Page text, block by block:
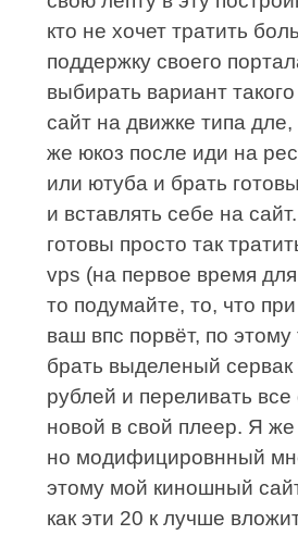
кто не хочет тратить
поддержку своего
выбирать вариант
сайт на движке типа
же юкоз после иди на
или ютуба и брать
и вставлять себе на
готовы просто так
vps (на первое время
то подумайте, то, что
ваш впс порвёт, по
брать выделеный сервак
рублей и переливать
новой в свой плеер. Я
но модифицировнный
этому мой киношный
как эти 20 к лучше